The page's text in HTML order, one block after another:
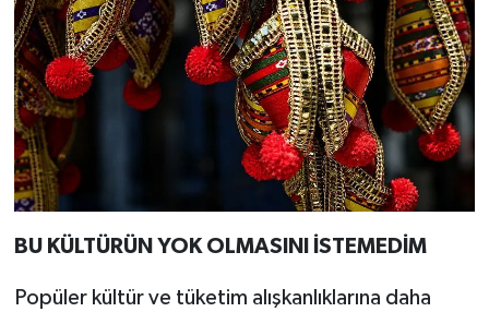
BU KÜLTÜRÜN YOK OLMASINI İSTEMEDİM
Popüler kültür ve tüketim alışkanlıklarına daha